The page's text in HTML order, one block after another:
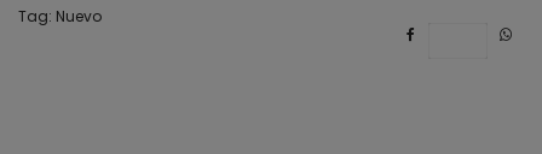
Tag: Nuevo